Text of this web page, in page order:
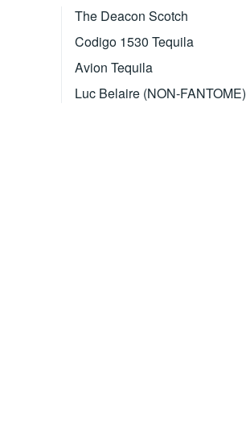
The Deacon Scotch
Codigo 1530 Tequila
Avion Tequila
Luc Belaire (NON-FANTOME)